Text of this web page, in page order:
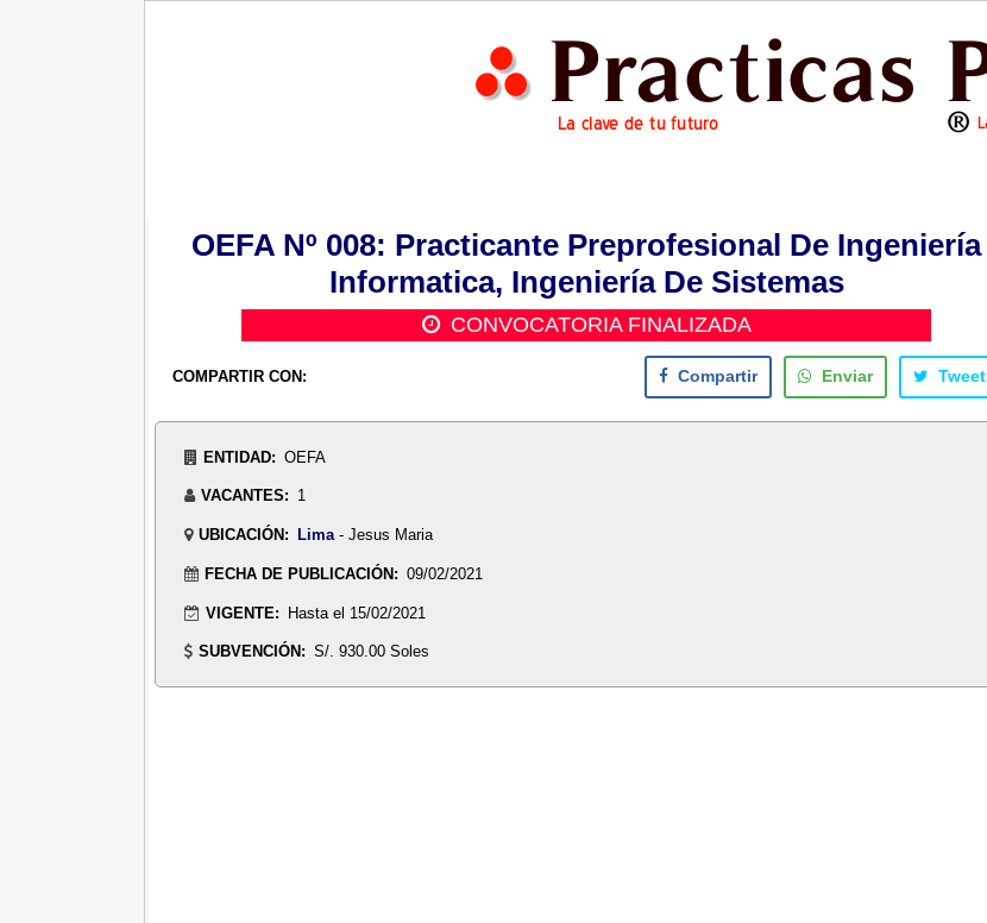
OEFA Nº 008: Practicante Preprofesional De Ingeniería
Informatica, Ingeniería De Sistemas
CONVOCATORIA FINALIZADA
COMPARTIR CON: Compartir Enviar Tweet
ENTIDAD: OEFA
VACANTES: 1
UBICACIÓN: Lima- Jesus Maria
FECHA DE PUBLICACIÓN: 09/02/2021
VIGENTE: Hasta el 15/02/2021
SUBVENCIÓN: S/. 930.00 Soles